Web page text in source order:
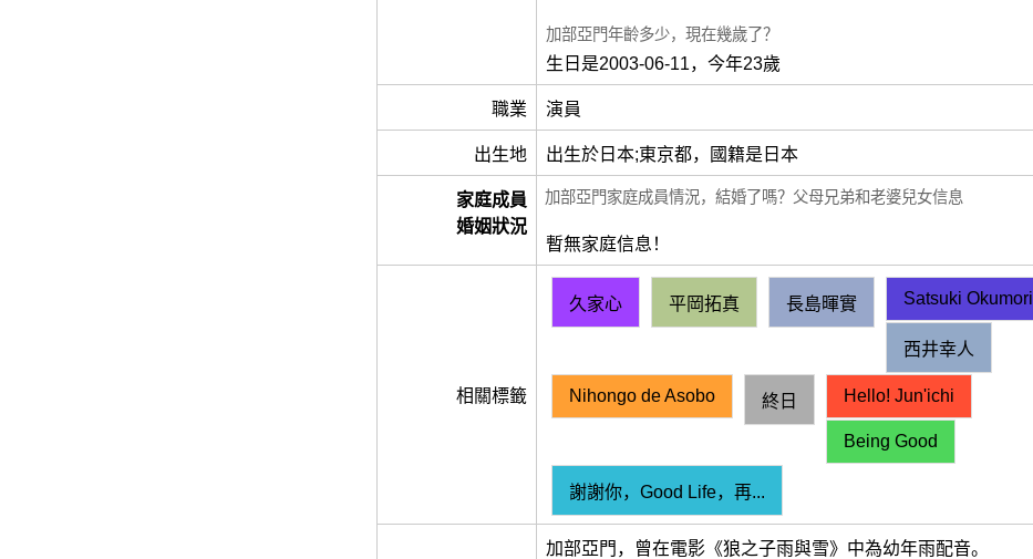
加部亞門年齡多少，現在幾歲了？
生日是2003-06-11，今年23歲
職業 演員
出生地 出生於日本;東京都，國籍是日本
家庭成員
婚姻狀況
加部亞門家庭成員情況，結婚了嗎？父母兄弟和老婆兒女信息
暫無家庭信息！
相關標籤
久家心 平岡拓真 長島暉實 Satsuki Okumori
西井幸人
Nihongo de Asobo 終日 Hello! Jun'ichi
Being Good
謝謝你，Good Life，再...
加部亞門，曾在電影《狼之子雨與雪》中為幼年雨配音。